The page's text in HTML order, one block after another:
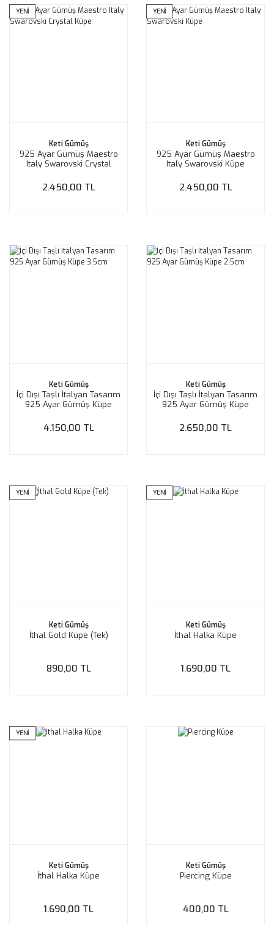
YENİ
Keti Gümüş
925 Ayar Gümüş Maestro
Italy Swarovski Crystal
2.450,00 TL
YENİ
Keti Gümüş
925 Ayar Gümüş Maestro
Italy Swarovski Küpe
2.450,00 TL
Keti Gümüş
İçi Dışı Taşlı İtalyan Tasarım
925 Ayar Gümüş Küpe
4.150,00 TL
Keti Gümüş
İçi Dışı Taşlı İtalyan Tasarım
925 Ayar Gümüş Küpe
2.650,00 TL
YENİ
Keti Gümüş
İthal Gold Küpe (Tek)
890,00 TL
YENİ
Keti Gümüş
İthal Halka Küpe
1.690,00 TL
YENİ
Keti Gümüş
İthal Halka Küpe
1.690,00 TL
Keti Gümüş
Piercing Küpe
400,00 TL